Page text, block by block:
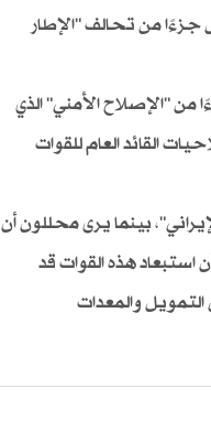
جزءًا من تحالف "الإطار
من "الإصلاح الأمني" الذي
القائد العام للقوات
بينما يرى محللون أن
هذه القوات قد
والمعدات